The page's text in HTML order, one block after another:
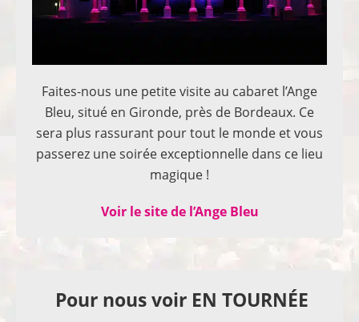
Faites-nous une petite visite au cabaret l’Ange
Bleu, situé en Gironde, près de Bordeaux. Ce
sera plus rassurant pour tout le monde et vous
passerez une soirée exceptionnelle dans ce lieu
magique !
Voir le site de l’Ange Bleu
Pour nous voir EN TOURNÉE